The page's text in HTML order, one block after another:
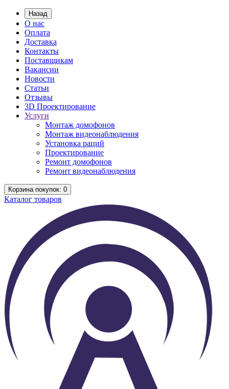
Назад
О нас
Оплата
Доставка
Контакты
Поставщикам
Вакансии
Новости
Статьи
Отзывы
3D Проектирование
Услуги
Монтаж домофонов
Монтаж видеонаблюдения
Установка раций
Проектирование
Ремонт домофонов
Ремонт видеонаблюдения
Корзинапокупок: 0
Каталог товаров